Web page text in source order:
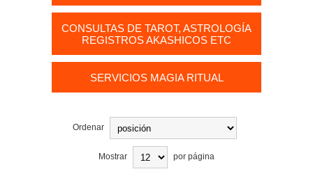
CONSULTAS DE TAROT, ASTROLOGÍA
REGISTROS AKASHICOS ETC
SERVICIOS MAGIA RITUAL
Ordenar
Mostrar por página